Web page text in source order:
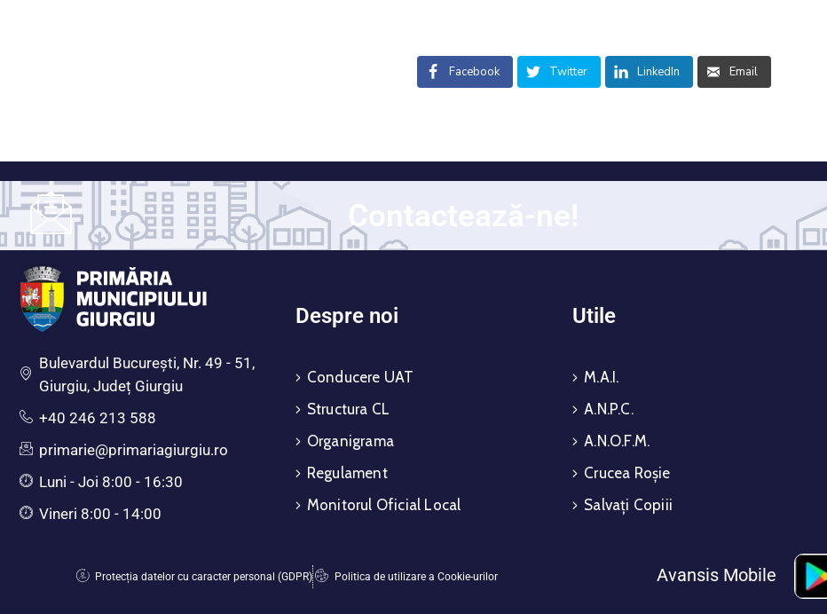
Facebook Twitter LinkedIn Email
Contactează-ne!
Bulevardul Bucureşti, Nr. 49 - 51,
Giurgiu, Județ Giurgiu
+40 246 213 588
primarie@primariagiurgiu.ro
Luni - Joi 8:00 - 16:30
Vineri 8:00 - 14:00
Despre noi
Conducere UAT
Structura CL
Organigrama
Regulament
Monitorul Oficial Local
Utile
M.A.I.
A.N.P.C.
A.N.O.F.M.
Crucea Roșie
Salvați Copiii
Protecția datelor cu caracter personal (GDPR) Politica de utilizare a Cookie-urilor Avansis Mobile